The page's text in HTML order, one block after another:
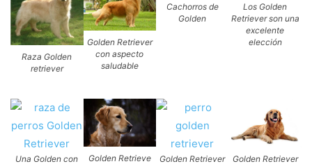
Raza Golden
retriever
Golden Retriever
con aspecto
saludable
Cachorros de
Golden
Los Golden
Retriever son una
excelente
elección
Una Golden con Golden Retrieve Golden Retriever Golden Retriever